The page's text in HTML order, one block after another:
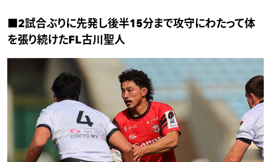
■2試合ぶりに先発し後半15分まで攻守にわたって体
を張り続けたFL古川聖人